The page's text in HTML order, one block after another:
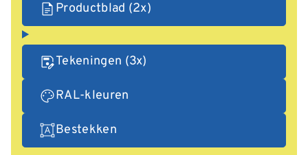
Productblad (2x)
Tekeningen (3x)
RAL-kleuren
Bestekken